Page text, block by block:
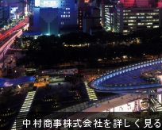
中村商事株式会社を詳しく見る